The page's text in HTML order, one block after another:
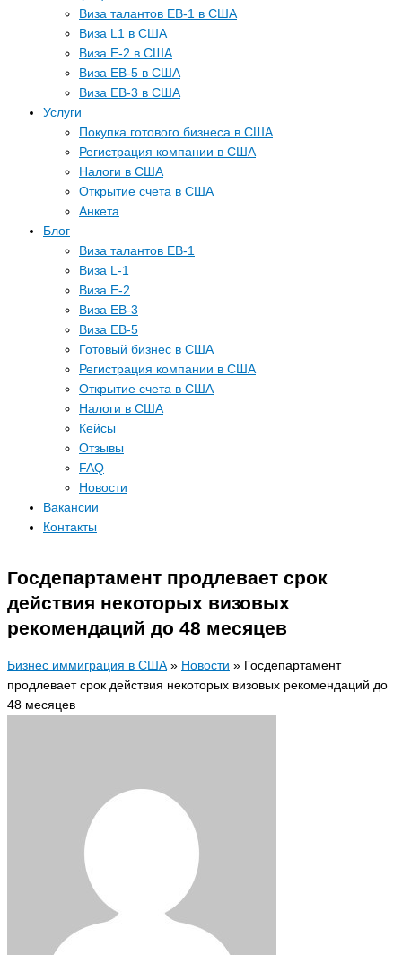
Виза талантов EB-1 в США
Виза L1 в США
Виза E-2 в США
Виза EB-5 в США
Виза EB-3 в США
Услуги
Покупка готового бизнеса в США
Регистрация компании в США
Налоги в США
Открытие счета в США
Анкета
Блог
Виза талантов EB-1
Виза L-1
Виза E-2
Виза EB-3
Виза EB-5
Готовый бизнес в США
Регистрация компании в США
Открытие счета в США
Налоги в США
Кейсы
Отзывы
FAQ
Новости
Вакансии
Контакты
Госдепартамент продлевает срок
действия некоторых визовых
рекомендаций до 48 месяцев
Бизнес иммиграция в США » Новости » Госдепартамент
продлевает срок действия некоторых визовых рекомендаций до
48 месяцев